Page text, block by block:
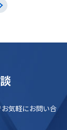
気軽にお問い合